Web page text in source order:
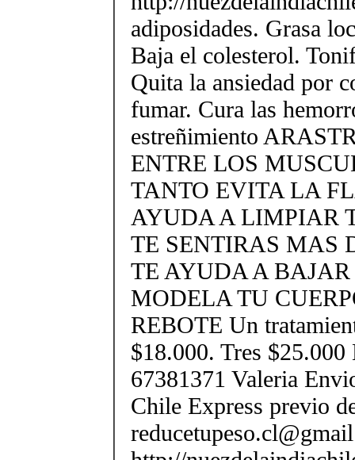
adiposidades. Grasa
Baja el colesterol.
Quita la ansiedad por
fumar. Cura las
estreñimiento
ENTRE LOS
TANTO EVITA LA
AYUDA A LIMPIAR
TE SENTIRAS MAS
TE AYUDA A
MODELA TU
REBOTE Un
$18.000. Tres
67381371 Valeria
Chile Express previo